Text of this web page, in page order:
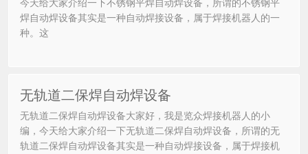
今天给大家介绍一下不锈钢平焊自动焊设备，所谓的不锈钢平
焊自动焊设备其实是一种自动焊接设备，属于焊接机器人的一
种。这
无轨道二保焊自动焊设备
无轨道二保焊自动焊设备大家好，我是览众焊接机器人的小
编，今天给大家介绍一下无轨道二保焊自动焊设备，所谓的无
轨道二保焊自动焊设备其实是一种自动焊接设备，属于焊接机